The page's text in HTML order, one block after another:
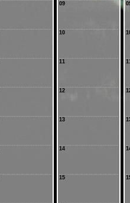
09
10
11
12
13
14
15